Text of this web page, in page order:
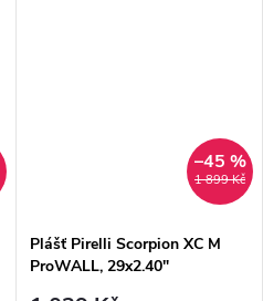
1 899 Kč
–45 %
Plášť Pirelli Scorpion XC M
ProWALL, 29x2.40"